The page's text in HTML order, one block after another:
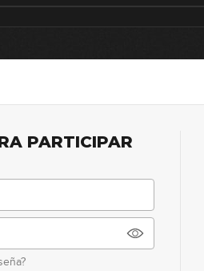
PARTICIPAR